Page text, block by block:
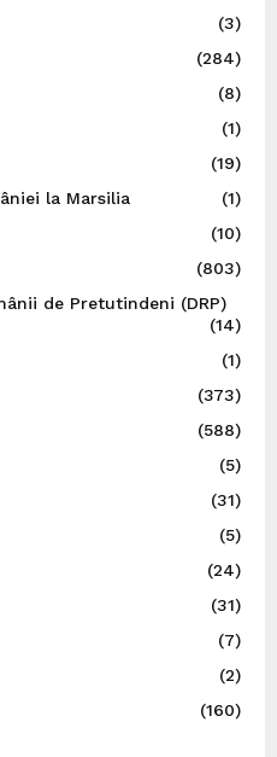
(3)
(284)
(8)
(1)
(19)
la Marsilia
(1)
(10)
(803)
de Pretutindeni (DRP)
(14)
(1)
(373)
(588)
(5)
(31)
(5)
(24)
(31)
(7)
(2)
(160)